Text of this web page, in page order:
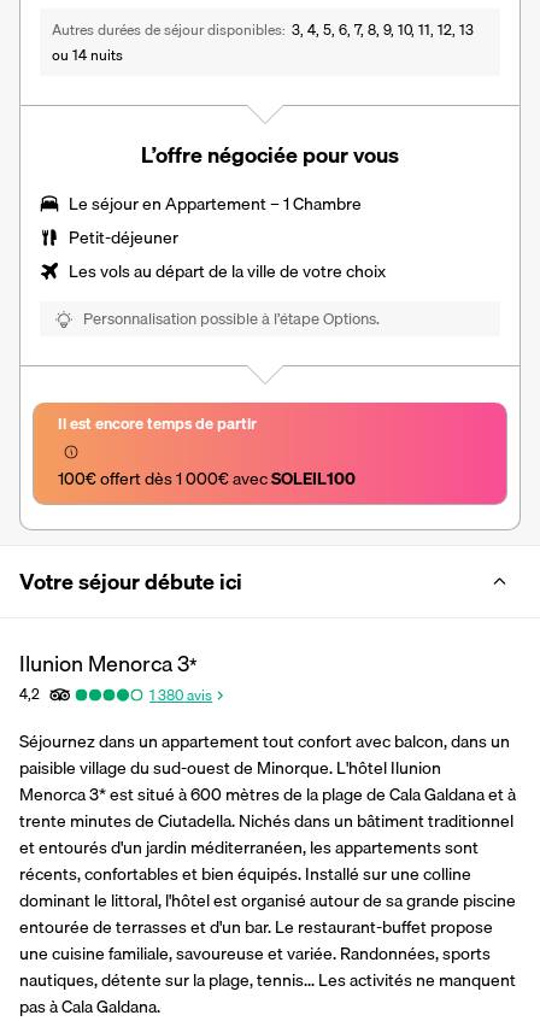
Autres durées de séjour disponibles 3, 4, 5, 6, 7, 8, 9, 10, 11, 12, 13
ou 14 nuits
L’offre négociée pour vous
Le séjour enAppartement – 1 Chambre
Petit-déjeuner
Les vols au départ de la ville de votre choix
Personnalisation possible à l’étape Options.
Il est encore temps de partir
100€ offert dès 1 000€ avec SOLEIL100
Votre séjour débute ici
Ilunion Menorca3*
4,2 1 380avis
Séjournez dans un appartement tout confort avec balcon, dans un
paisible village du sud-ouest de Minorque. L'hôtel Ilunion
Menorca 3* est situé à 600 mètres de la plage de Cala Galdana et à
trente minutes de Ciutadella. Nichés dans un bâtiment traditionnel
et entourés d'un jardin méditerranéen, les appartements sont
récents, confortables et bien équipés. Installé sur une colline
dominant le littoral, l'hôtel est organisé autour de sa grande piscine
entourée de terrasses et d'un bar. Le restaurant-buffet propose
une cuisine familiale, savoureuse et variée. Randonnées, sports
nautiques, détente sur la plage, tennis... Les activités ne manquent
pas à Cala Galdana.